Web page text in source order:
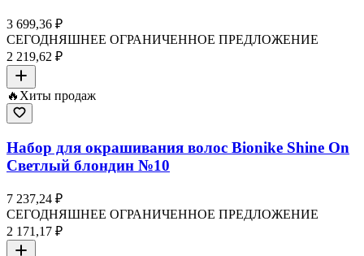
3 699,36 ₽
СЕГОДНЯШНЕЕ ОГРАНИЧЕННОЕ ПРЕДЛОЖЕНИЕ
2 219,62 ₽
🔥 Хиты продаж
Набор для окрашивания волос Bionike Shine On
Светлый блондин №10
7 237,24 ₽
СЕГОДНЯШНЕЕ ОГРАНИЧЕННОЕ ПРЕДЛОЖЕНИЕ
2 171,17 ₽